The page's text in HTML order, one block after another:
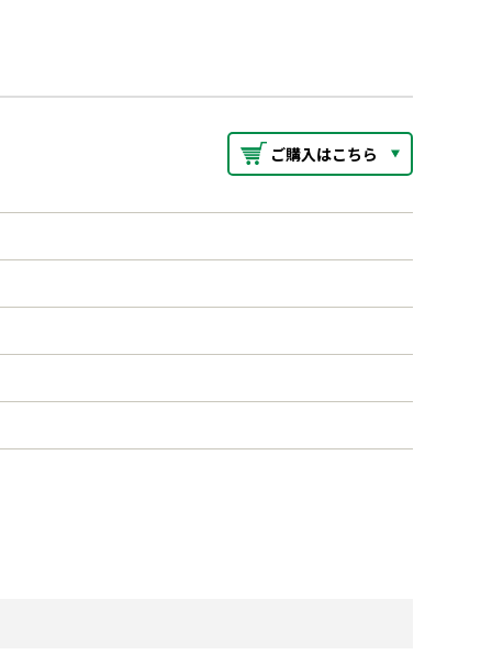
ご購入はこちら